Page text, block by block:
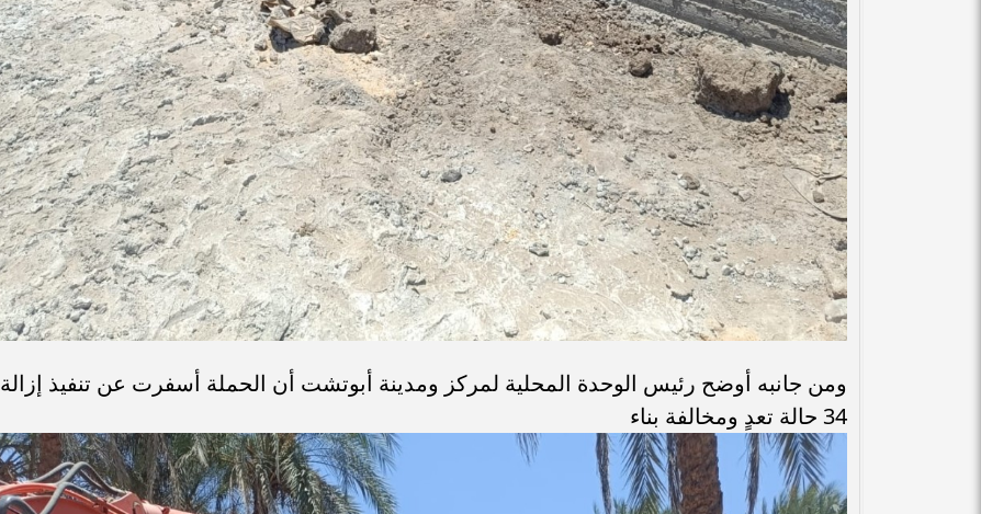
ومن جانبه أوضح رئيس الوحدة المحلية لمركز ومدينة أبوتشت أن الحملة أسفرت عن تنفيذ إزالة
34 حالة تعدٍ ومخالفة بناء